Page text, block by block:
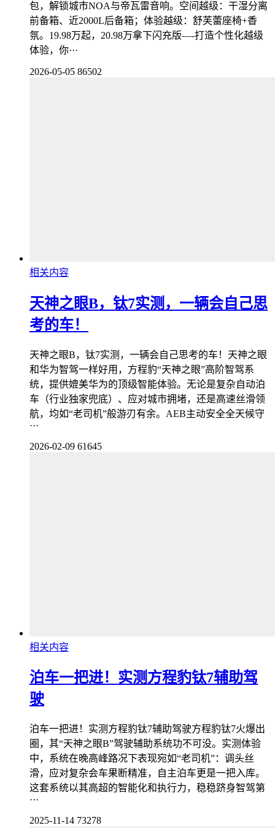
包，解锁城市NOA与帝瓦雷音响。空间越级：干湿分离
前备箱、近2000L后备箱；体验越级：舒芙蕾座椅+香
氛。19.98万起，20.98万拿下闪充版—-打造个性化越级
体验，你···
2026-05-05 86502
相关内容
天神之眼B，钛7实测，一辆会自己思
考的车！
天神之眼B，钛7实测，一辆会自己思考的车！天神之眼
和华为智驾一样好用，方程豹“天神之眼”高阶智驾系
统，提供媲美华为的顶级智能体验。无论是复杂自动泊
车（行业独家兜底）、应对城市拥堵，还是高速丝滑领
航，均如“老司机”般游刃有余。AEB主动安全全天候守
···
2026-02-09 61645
相关内容
泊车一把进！实测方程豹钛7辅助驾
驶
泊车一把进！实测方程豹钛7辅助驾驶方程豹钛7火爆出
圈，其“天神之眼B”驾驶辅助系统功不可没。实测体验
中，系统在晚高峰路况下表现宛如“老司机”：调头丝
滑，应对复杂会车果断精准，自主泊车更是一把入库。
这套系统以其高超的智能化和执行力，稳稳跻身智驾第
···
2025-11-14 73278